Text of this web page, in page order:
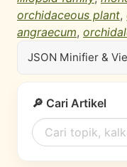
orchidaceous plant,
angraecum,
JSON Minifier &
🔎 Cari Artikel